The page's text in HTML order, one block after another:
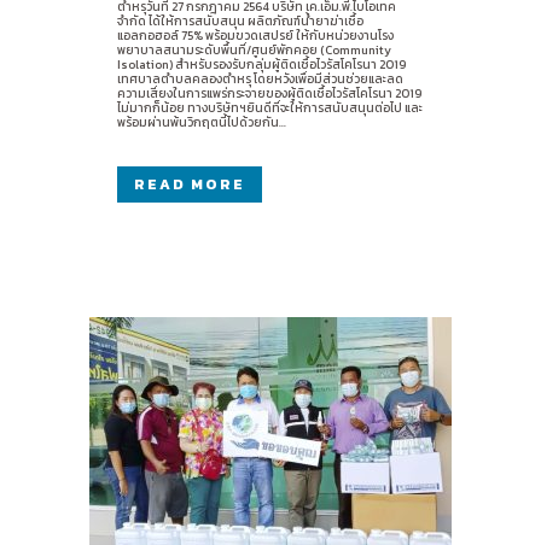
ตำหรุวันที่ 27 กรกฎาคม 2564 บริษัท เค.เอ็ม.พี.ไบโอเทค
จำกัด ได้ให้การสนับสนุน ผลิตภัณฑ์น้ำยาฆ่าเชื้อ
แอลกอฮอล์ 75% พร้อมขวดเสปรย์ ให้กับหน่วยงานโรง
พยาบาลสนามระดับพื้นที่/ศูนย์พักคอย (Community
Isolation) สำหรับรองรับกลุ่มผู้ติดเชื้อไวรัสโคโรนา 2019
เทศบาลตำบลคลองตำหรุ โดยหวังเพื่อมีส่วนช่วยและลด
ความเสี่ยงในการแพร่กระจายของผู้ติดเชื้อไวรัสโคโรนา 2019
ไม่มากก็น้อย ทางบริษัทฯยินดีที่จะให้การสนับสนุนต่อไป และ
พร้อมผ่านพ้นวิกฤตนี้ไปด้วยกัน...
READ MORE